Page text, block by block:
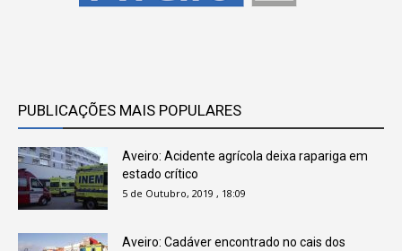
PUBLICAÇÕES MAIS POPULARES
Aveiro: Acidente agrícola deixa rapariga em
estado crítico
5 de Outubro, 2019 , 18:09
Aveiro: Cadáver encontrado no cais dos